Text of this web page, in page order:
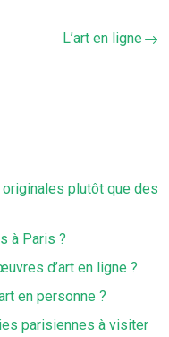
L’art en ligne
plutôt que des
à Paris ?
d’art en ligne ?
en personne ?
parisiennes à visiter